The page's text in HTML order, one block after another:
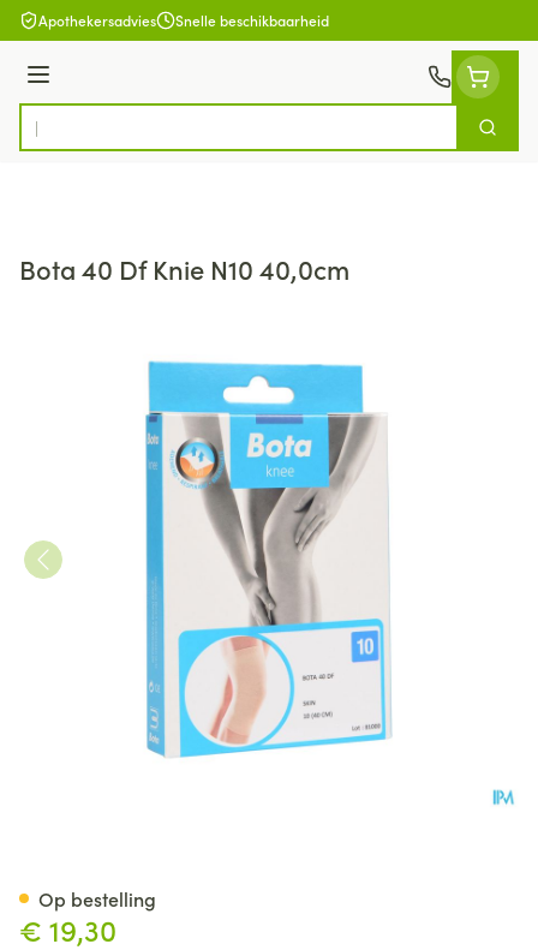
Ga naar de inhoud
Apothekersadvies Snelle beschikbaarheid
Menu
Product, merk, categorie...
Zoek
Bota 40 Df Knie N10 40,0cm
€ 19,30
Op bestelling